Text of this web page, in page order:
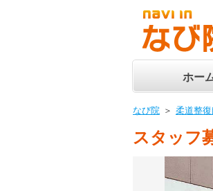
ホー
なび院 柔道整
スタッフ